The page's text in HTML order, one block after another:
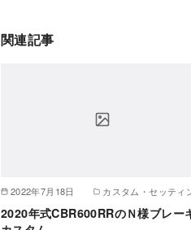
関連記事
2022年7月18日 カスタム・セッティ
2020年式CBR600RRのＮ様ブレー